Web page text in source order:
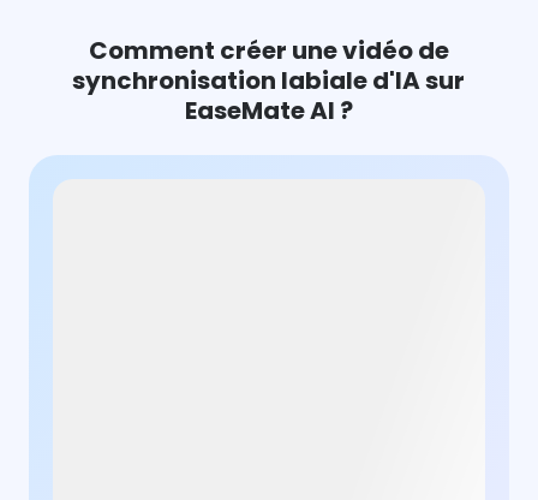
Comment créer une vidéo de
synchronisation labiale d'IA sur
EaseMate AI ?